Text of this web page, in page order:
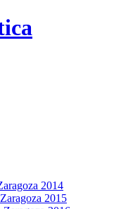
2014
2015